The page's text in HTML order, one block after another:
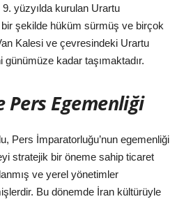
yüzyılda kurulan Urartu
şekilde hüküm sürmüş ve birçok
Kalesi ve çevresindeki Urartu
günümüze kadar taşımaktadır.
Pers Egemenliği
Pers İmparatorluğu’nun egemenliği
stratejik bir öneme sahip ticaret
ve yerel yönetimler
Bu dönemde İran kültürüyle